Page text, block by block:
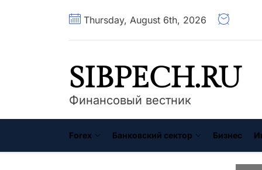
Thursday, August 6th, 2026
SIBPECH.RU
Финансовый вестник
Forex Банковский сектор Бизнес